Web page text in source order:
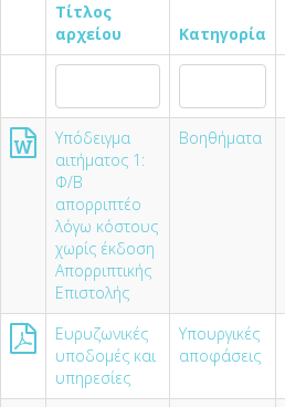
Τίτλος
αρχείου
Κατηγορία
Υπόδειγμα
αιτήματος 1:
Φ/Β
απορριπτέο
λόγω κόστους
χωρίς έκδοση
Απορριπτικής
Επιστολής
Βοηθήματα
Ευρυζωνικές
υποδομές και
υπηρεσίες
Υπουργικές
αποφάσεις